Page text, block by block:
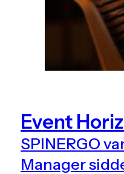
Event
SPINERGO
Manager